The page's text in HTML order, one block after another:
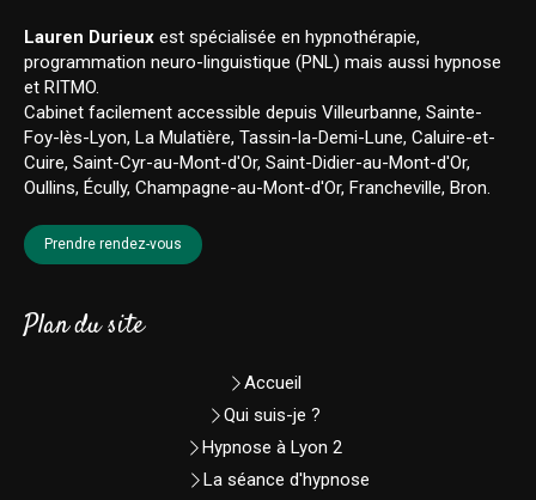
Lauren Durieux est spécialisée en hypnothérapie,
programmation neuro-linguistique (PNL) mais aussi hypnose
et RITMO.
Cabinet facilement accessible depuis Villeurbanne, Sainte-
Foy-lès-Lyon, La Mulatière, Tassin-la-Demi-Lune, Caluire-et-
Cuire, Saint-Cyr-au-Mont-d'Or, Saint-Didier-au-Mont-d'Or,
Oullins, Écully, Champagne-au-Mont-d'Or, Francheville, Bron.
Prendre rendez-vous
Plan du site
Accueil
Qui suis-je ?
Hypnose à Lyon 2
La séance d'hypnose